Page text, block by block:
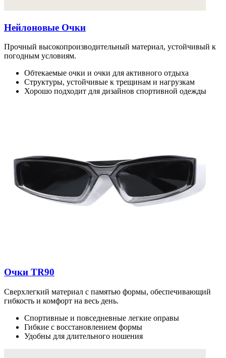
Нейлоновые Очки
Прочный высокопроизводительный материал, устойчивый к
погодным условиям.
Обтекаемые очки и очки для активного отдыха
Структуры, устойчивые к трещинам и нагрузкам
Хорошо подходит для дизайнов спортивной одежды
Очки TR90
Сверхлегкий материал с памятью формы, обеспечивающий
гибкость и комфорт на весь день.
Спортивные и повседневные легкие оправы
Гибкие с восстановлением формы
Удобны для длительного ношения